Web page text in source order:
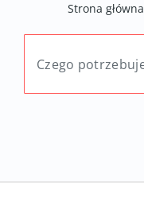
Strona główna